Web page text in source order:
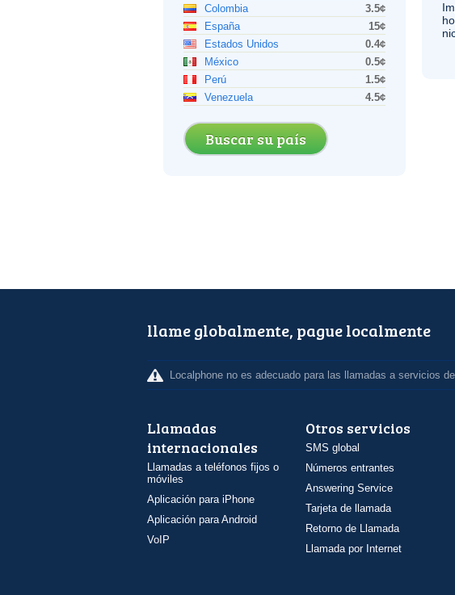
Colombia
3.5¢
España
15¢
Estados Unidos
0.4¢
México
0.5¢
Perú
1.5¢
Venezuela
4.5¢
Buscar su país
llame globalmente, pague localmente
Localphone no es adecuado para las llamadas a servicios
Llamadas
internacionales
Llamadas a teléfonos fijos o
móviles
Aplicación para iPhone
Aplicación para Android
VoIP
Otros servicios
SMS global
Números entrantes
Answering Service
Tarjeta de llamada
Retorno de Llamada
Llamada por Internet